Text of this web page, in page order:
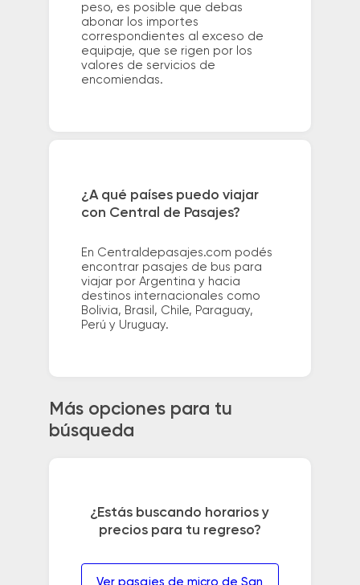
peso, es posible que debas
abonar los importes
correspondientes al exceso de
equipaje, que se rigen por los
valores de servicios de
encomiendas.
¿A qué países puedo viajar
con Central de Pasajes?
En Centraldepasajes.com podés
encontrar pasajes de bus para
viajar por Argentina y hacia
destinos internacionales como
Bolivia, Brasil, Chile, Paraguay,
Perú y Uruguay.
Más opciones para tu
búsqueda
¿Estás buscando horarios y
precios para tu regreso?
Ver pasajes de micro de San